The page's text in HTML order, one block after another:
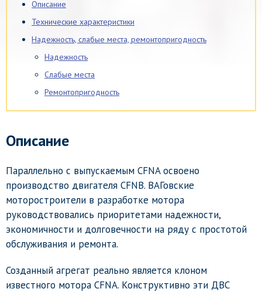
Описание
Технические характеристики
Надежность, слабые места, ремонтопригодность
Надежность
Слабые места
Ремонтопригодность
Описание
Параллельно с выпускаемым CFNA освоено
производство двигателя CFNB. ВАГовские
моторостроители в разработке мотора
руководствовались приоритетами надежности,
экономичности и долговечности на ряду с простотой
обслуживания и ремонта.
Созданный агрегат реально является клоном
известного мотора CFNA. Конструктивно эти ДВС